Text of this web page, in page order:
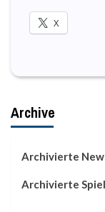
X
Archive
Archivierte
Archivierte